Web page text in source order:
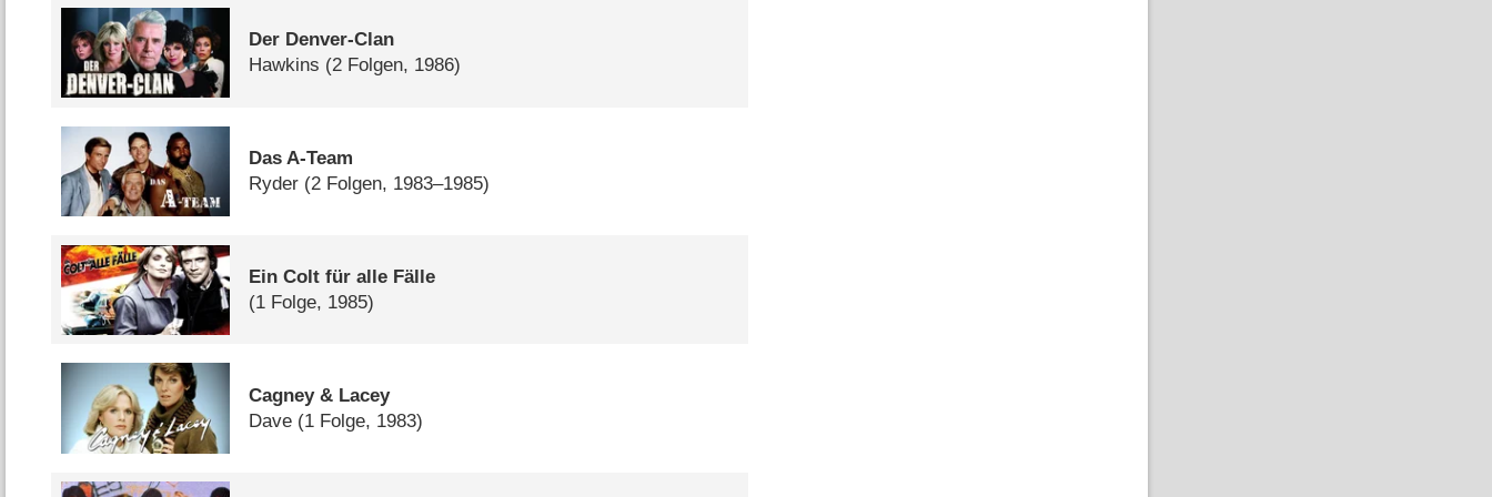
Der Denver-Clan
Hawkins (2 Folgen, 1986)
Das A-Team
Ryder (2 Folgen, 1983–1985)
Ein Colt für alle Fälle
(1 Folge, 1985)
Cagney & Lacey
Dave (1 Folge, 1983)